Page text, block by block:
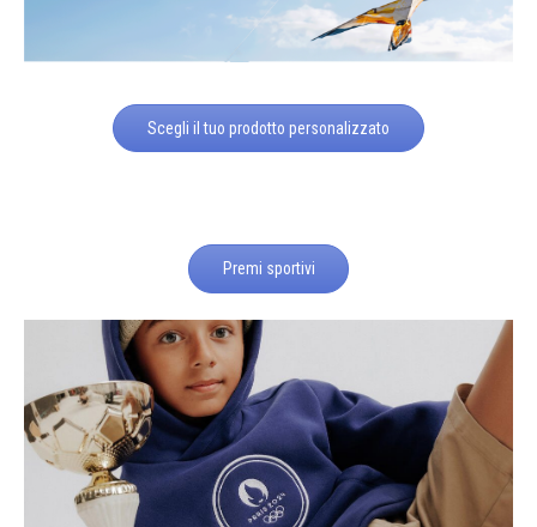
Scegli il tuo prodotto personalizzato
Premi sportivi